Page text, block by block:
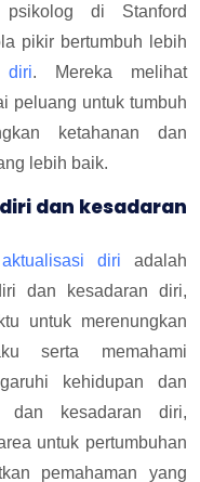
di Stanford
pikir bertumbuh lebih
diri. Mereka melihat
peluang untuk tumbuh
ketahanan dan
lebih baik.
dan kesadaran
aktualisasi diri adalah
dan kesadaran diri,
untuk merenungkan
serta memahami
kehidupan dan
dan kesadaran diri,
untuk pertumbuhan
pemahaman yang